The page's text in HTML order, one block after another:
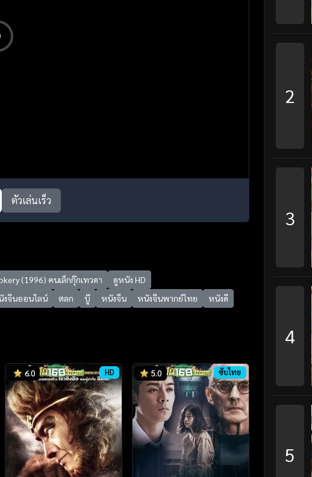
ตัวเล่นเร็ว
(1996) คนเล็กกุ๊กเทวดา
ดูหนัง HD
งจีนออนไลน์ ตลก บู๊ หนังจีน หนังจีนพากย์ไทย หนังดี
6.0 HD 5.0 ซับไทย
2
3
4
5